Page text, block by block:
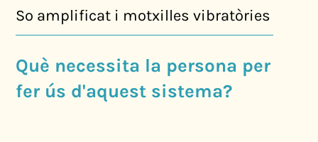
So amplificat i motxilles vibratòries
Què necessita la persona per
fer ús d'aquest sistema?